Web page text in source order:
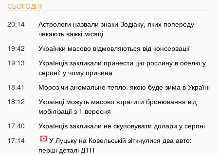
СЬОГОДНІ
20:14
Астрологи назвали знаки Зодіаку, яких попереду
чекають важкі місяці
19:42
Українки масово відмовляються від консервації
19:13
Українців закликали принести цю рослину в оселю у
серпні: у чому причина
18:41
Мороз чи аномальне тепло: якою буде зима в Україні
18:12
Українці можуть масово втратити бронювання від
мобілізації з 1 вересня
17:40
Українців закликали не скуповувати долари у серпні
17:14
У Луцьку на Ковельській зіткнулися два авто:
перші деталі ДТП